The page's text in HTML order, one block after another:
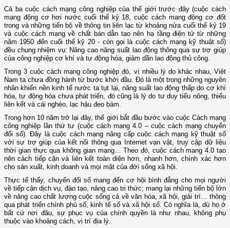
Cả ba cuộc cách mạng công nghiệp của thế giới trước đây (cuộc cách
mạng động cơ hơi nước cuối thế kỷ 18, cuộc cách mạng động cơ đốt
trong và những tiến bộ về thông tin liên lạc từ khoảng nửa cuối thế kỷ 19
và cuộc cách mạng về chất bán dẫn tạo nên hạ tầng điện tử từ những
năm 1950 đến cuối thế kỷ 20 - còn gọi là cuộc cách mạng kỹ thuật số)
đều chung nhiệm vụ: Nâng cao năng suất lao động thông qua sự trợ giúp
của công nghiệp cơ khí và tự động hóa, giảm dần lao động thủ công.
Trong 3 cuộc cách mạng công nghiệp đó, vì nhiều lý do khác nhau, Việt
Nam ta chưa đồng hành từ bước khởi đầu. Đó là một trong những nguyên
nhân khiến nền kinh tế nước ta tụt lại, năng suất lao động thấp do cơ khí
hóa, tự động hóa chưa phát triển, đó cũng là lý do tư duy tiểu nông, thiếu
liên kết và cái nghèo, lạc hậu đeo bám.
Trong hơn 10 năm trở lại đây, thế giới bắt đầu bước vào cuộc Cách mạng
công nghiệp lần thứ tư (cuộc cách mạng 4.0 – cuộc cách mạng chuyển
đổi số). Đây là cuộc cách mạng nâng cấp cuộc cách mạng kỹ thuật số
với sự trợ giúp của kết nối thông qua Internet vạn vật, truy cập dữ liệu
thời gian thực qua không gian mạng… Theo đó, cuộc cách mạng 4.0 tạo
nên cách tiếp cận và liên kết toàn diện hơn, nhanh hơn, chính xác hơn
cho sản xuất, kinh doanh và mọi mặt của đời sống xã hội.
Thực tế thấy, chuyển đổi số mang đến cơ hội bình đẳng cho mọi người
về tiếp cận dịch vụ, đào tạo, nâng cao tri thức; mang lại những tiến bộ lớn
về nâng cao chất lượng cuộc sống cả về văn hóa, xã hội, giải trí… thông
qua phát triển chính phủ số, kinh tế số và xã hội số. Có nghĩa là, dù họ ở
bất cứ nơi đâu, sự phục vụ của chính quyền là như nhau, không phụ
thuộc vào khoảng cách, vị trí địa lý.